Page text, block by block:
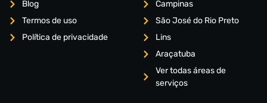
Blog
Termos de uso
Política de privacidade
Campinas
São José do Rio Preto
Lins
Araçatuba
Ver todas áreas de
serviços